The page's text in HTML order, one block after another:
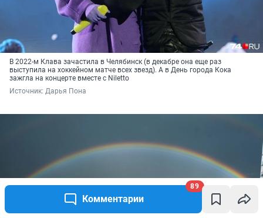
Комментарии
89
В 2022-м Клава зачастила в Челябинск (в декабре она еще раз
выступила на хоккейном матче всех звезд). А в День города Кока
зажгла на концерте вместе с Niletto
Источник: Дарья Пона